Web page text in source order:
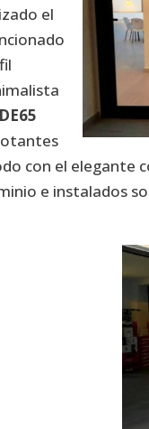
el
con el elegante
e instalados